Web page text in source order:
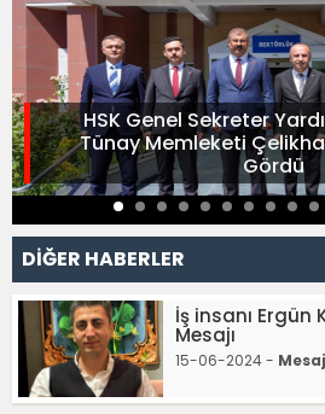
HSK Genel Sekreter
Tünay Memleketi
Gördü
DİĞER HABERLER
İş insanı Ergün
Mesajı
15-06-2024 - Mesaj